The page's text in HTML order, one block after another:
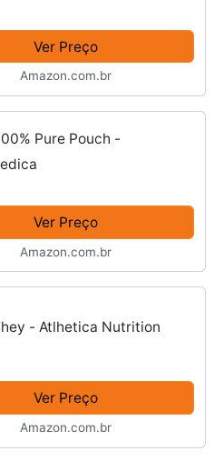
Ver Preço
Amazon.com.br
Pure Pouch -
Ver Preço
Amazon.com.br
- Atlhetica Nutrition
Ver Preço
Amazon.com.br